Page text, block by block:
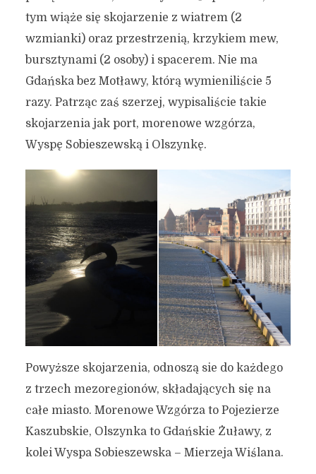
tym wiąże się skojarzenie z wiatrem (2
wzmianki) oraz przestrzenią, krzykiem mew,
bursztynami (2 osoby) i spacerem. Nie ma
Gdańska bez Motławy, którą wymieniliście 5
razy. Patrząc zaś szerzej, wypisaliście takie
skojarzenia jak port, morenowe wzgórza,
Wyspę Sobieszewską i Olszynkę.
Powyższe skojarzenia, odnoszą sie do każdego
z trzech mezoregionów, składających się na
całe miasto. Morenowe Wzgórza to Pojezierze
Kaszubskie, Olszynka to Gdańskie Żuławy, z
kolei Wyspa Sobieszewska – Mierzeja Wiślana.